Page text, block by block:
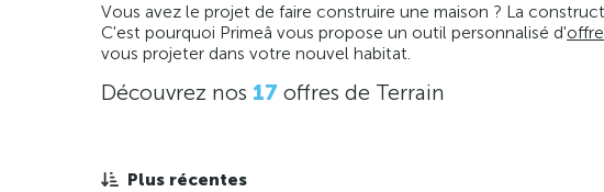
Vous avez le projet de faire construire une maison ? La
C'est pourquoi Primeâ vous propose un outil personnalisé d'
vous projeter dans votre nouvel habitat.
Découvrez nos 17 offres de Terrain
Plus récentes